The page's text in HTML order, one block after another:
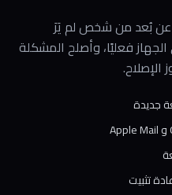
عن بُعد من شخص لم يَرَ
فعليًا، وأصلح المشكلة
تثبيت